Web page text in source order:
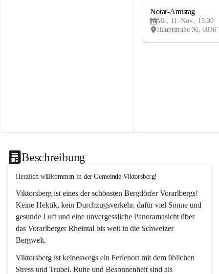
Notar-Amtstag
Mi., 11. Nov., 15:30
Beschreibung
Herzlich willkommen in der Gemeinde Viktorsberg!
Viktorsberg ist eines der schönsten Bergdörfer Vorarlbergs!
Keine Hektik, kein Durchzugsverkehr, dafür viel Sonne und
gesunde Luft und eine unvergessliche Panoramasicht über
das Vorarlberger Rheintal bis weit in die Schweizer
Bergwelt.
Viktorsberg ist keineswegs ein Ferienort mit dem üblichen
Stress und Trubel. Ruhe und Besonnenheit sind als